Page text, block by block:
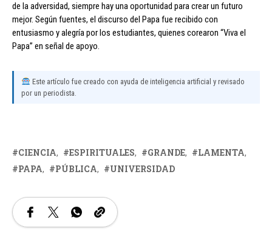
de la adversidad, siempre hay una oportunidad para crear un futuro
mejor. Según fuentes, el discurso del Papa fue recibido con
entusiasmo y alegría por los estudiantes, quienes corearon “Viva el
Papa” en señal de apoyo.
Este artículo fue creado con ayuda de inteligencia artificial y revisado
por un periodista.
CIENCIA ESPIRITUALES GRANDE
LAMENTA
PAPA
PÚBLICA UNIVERSIDAD